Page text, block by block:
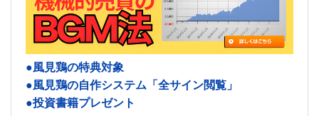
●風見鶏の特典対象
●風見鶏の自作システム「全サイン閲覧」
●投資書籍プレゼント